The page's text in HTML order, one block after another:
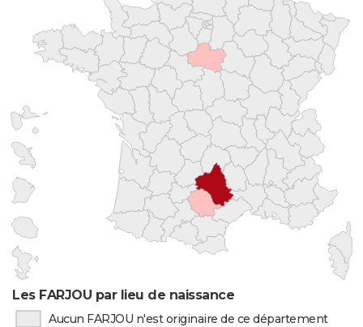
Les FARJOU par lieu de naissance
Aucun FARJOU n'est originaire de ce département